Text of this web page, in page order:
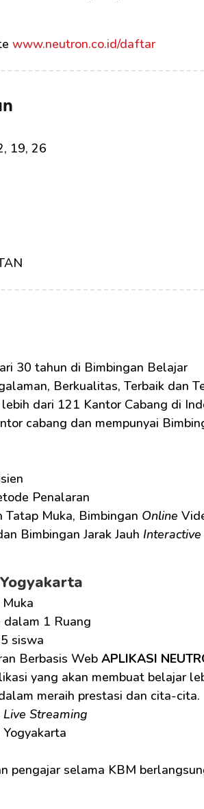
www.neutron.co.id/daftar
19, 26
30 tahun di Bimbingan Belajar
Berkualitas, Terbaik dan
dari 121 Kantor Cabang di
cabang dan mempunyai
Penalaran
Muka, Bimbingan Online
Bimbingan Jarak Jauh
1 Ruang
siswa
Berbasis Web APLIKASI
yang akan membuat belajar
meraih prestasi dan cita-cita.
Streaming
pengajar selama KBM